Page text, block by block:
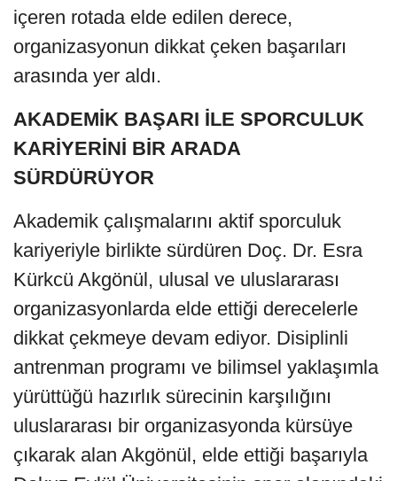
içeren rotada elde edilen derece,
organizasyonun dikkat çeken başarıları
arasında yer aldı.
AKADEMİK BAŞARI İLE SPORCULUK
KARİYERİNİ BİR ARADA
SÜRDÜRÜYOR
Akademik çalışmalarını aktif sporculuk
kariyeriyle birlikte sürdüren Doç. Dr. Esra
Kürkcü Akgönül, ulusal ve uluslararası
organizasyonlarda elde ettiği derecelerle
dikkat çekmeye devam ediyor. Disiplinli
antrenman programı ve bilimsel yaklaşımla
yürüttüğü hazırlık sürecinin karşılığını
uluslararası bir organizasyonda kürsüye
çıkarak alan Akgönül, elde ettiği başarıyla